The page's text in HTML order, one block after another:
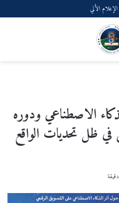
الألي
الاصطناعي ودوره
في ظل تحديات الواقع